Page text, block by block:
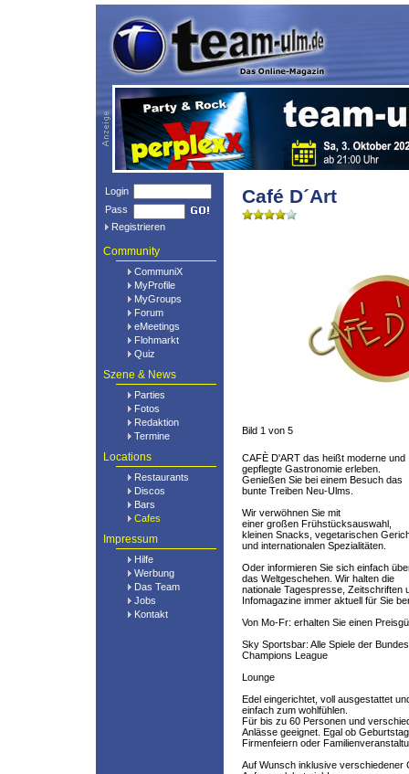
Login
Pass
Registrieren
Community
CommuniX
MyProfile
MyGroups
Forum
eMeetings
Flohmarkt
Quiz
Szene & News
Parties
Fotos
Redaktion
Termine
Locations
Restaurants
Discos
Bars
Cafes
Impressum
Hilfe
Werbung
Das Team
Jobs
Kontakt
Café D´Art
Bild 1 von 5
CAFÈ D'ART das heißt moderne und
gepflegte Gastronomie erleben.
Genießen Sie bei einem Besuch das
bunte Treiben Neu-Ulms.
Wir verwöhnen Sie mit
einer großen Frühstücksauswahl,
kleinen Snacks, vegetarischen
und internationalen Spezialitäten.
Oder informieren Sie sich einfach
das Weltgeschehen. Wir halten die
nationale Tagespresse, Zeitschriften
Infomagazine immer aktuell für Sie
Von Mo-Fr: erhalten Sie einen
Sky Sportsbar: Alle Spiele der
Champions League
Lounge
Edel eingerichtet, voll ausgestattet
einfach zum wohlfühlen.
Für bis zu 60 Personen und
Anlässe geeignet. Egal ob
Firmenfeiern oder
Auf Wunsch inklusive verschiedener